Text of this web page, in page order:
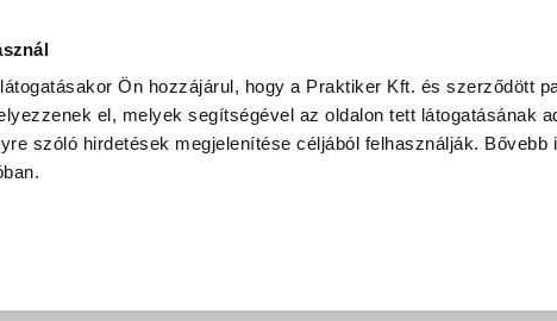
Ön hozzájárul, hogy a Praktiker Kft. és szerződött
el, melyek segítségével az oldalon tett látogatásának
szóló hirdetések megjelenítése céljából felhasználják. Bővebb
Praktiker Professional Szakiajánló Ügyintézés és Információ